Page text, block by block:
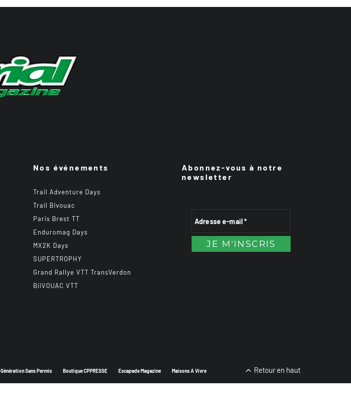
Nos événements
Trail Adventure Days
Trail Bivouac
Paris Brest TT
Enduromag Days
MX2K Days
SUPERTROPHY
Grand Rallye VTT TransVerdon
BiiVOUAC VTT
Abonnez-vous à notre
newsletter
Génération Sans Permis Boutique CPPRESSE Escapade Magazine Maisons A Vivre Retour en haut